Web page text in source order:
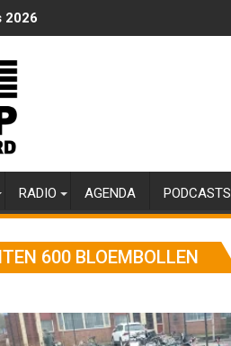
2026
RADIO AGENDA PODCASTS
600 BLOEMBOLLEN